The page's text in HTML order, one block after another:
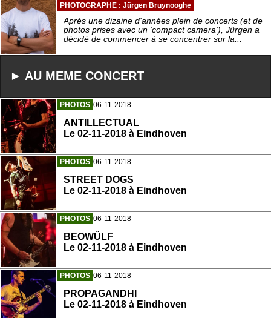
PHOTOGRAPHE : Jürgen Bruynooghe
Après une dizaine d'années plein de concerts (et de
photos prises avec un 'compact camera'), Jürgen a
décidé de commencer à se concentrer sur la...
► AU MEME CONCERT
PHOTOS 06-11-2018
ANTILLECTUAL
Le 02-11-2018 à Eindhoven
PHOTOS 06-11-2018
STREET DOGS
Le 02-11-2018 à Eindhoven
PHOTOS 06-11-2018
BEOWÜLF
Le 02-11-2018 à Eindhoven
PHOTOS 06-11-2018
PROPAGANDHI
Le 02-11-2018 à Eindhoven